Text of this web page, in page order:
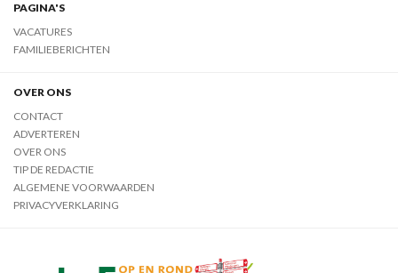
PAGINA'S
VACATURES
FAMILIEBERICHTEN
OVER ONS
CONTACT
ADVERTEREN
OVER ONS
TIP DE REDACTIE
ALGEMENE VOORWAARDEN
PRIVACYVERKLARING